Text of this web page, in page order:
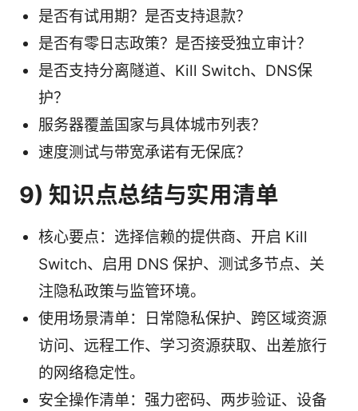
是否有试用期？是否支持退款？
是否有零日志政策？是否接受独立审计？
是否支持分离隧道、Kill Switch、DNS保
护？
服务器覆盖国家与具体城市列表？
速度测试与带宽承诺有无保底？
9) 知识点总结与实用清单
核心要点：选择信赖的提供商、开启 Kill
Switch、启用 DNS 保护、测试多节点、关
注隐私政策与监管环境。
使用场景清单：日常隐私保护、跨区域资源
访问、远程工作、学习资源获取、出差旅行
的网络稳定性。
安全操作清单：强力密码、两步验证、设备